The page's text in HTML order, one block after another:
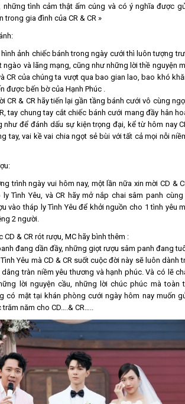
những tình cảm thật ấm cúng và có ý nghĩa được
trong gia đình của CR & CR »
hình ảnh chiếc bánh trong ngày cưới thì luôn tượng
ngào và lãng mạng, cũng như những lời thề nguyện
CR của chúng ta vượt qua bao gian lao, bao khó
được bến bờ của Hạnh Phúc .
CR & CR hãy tiến lại gần tầng bánh cưới vô cùng
tay chung tay cắt chiếc bánh cưới mang đầy hân
như để đánh dấu sự kiện trọng đại, kể từ hôm nay
tay, vai kề vai chia ngọt sẻ bùi với tất cả mọi nỗi
trình ngày vui hôm nay, một lần nữa xin mời CD &
Tình Yêu, và CR hãy mở nắp chai sâm panh cùng
vào tháp ly Tình Yêu để khởi nguồn cho 1 tình yêu
2 người.
CD & CR rót rượu, MC hãy bình thêm :
đang dần đầy, những giọt rượu sâm panh đang
Yêu mà CD & CR suốt cuộc đời này sẽ luôn dành
tràn niềm yêu thương và hạnh phúc. Và có lẽ
lời nguyện cầu, những lời chúc phúc mà toàn
có mặt tại khán phòng cưới ngày hôm nay muốn
năm cho CD….& CR…..